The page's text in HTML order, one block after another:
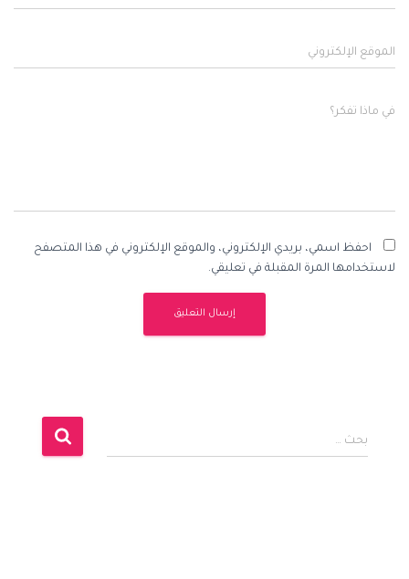
الموقع الإلكتروني
في ماذا تفكر؟
احفظ اسمي، بريدي الإلكتروني، والموقع الإلكتروني في هذا المتصفح
لاستخدامها المرة المقبلة في تعليقي.
ل
بحث …